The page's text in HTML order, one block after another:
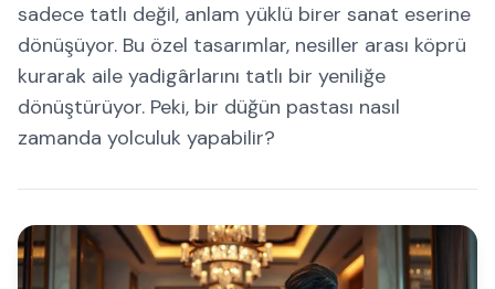
sadece tatlı değil, anlam yüklü birer sanat eserine
dönüşüyor. Bu özel tasarımlar, nesiller arası köprü
kurarak aile yadigârlarını tatlı bir yeniliğe
dönüştürüyor. Peki, bir düğün pastası nasıl
zamanda yolculuk yapabilir?